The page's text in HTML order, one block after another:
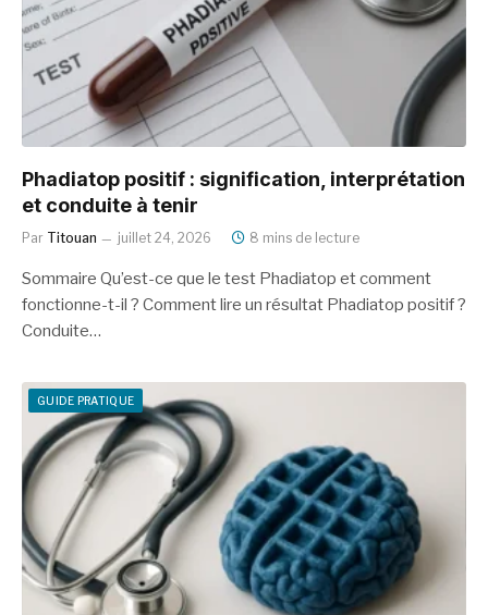
Phadiatop positif : signification, interprétation
et conduite à tenir
Par Titouan juillet 24, 2026 8 mins de lecture
Sommaire Qu’est-ce que le test Phadiatop et comment
fonctionne-t-il ? Comment lire un résultat Phadiatop positif ?
Conduite…
GUIDE PRATIQUE